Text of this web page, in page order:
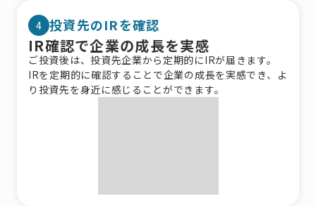
4 投資先のIRを確認
IR確認で企業の成長を実感
ご投資後は、投資先企業から定期的にIRが届きます。
IRを定期的に確認することで企業の成長を実感でき、よ
り投資先を身近に感じることができます。